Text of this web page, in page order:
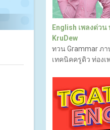
English เพลงด่ว
KruDew
ทวน Grammar ภ
เทคนิคครูดิว ท่อง